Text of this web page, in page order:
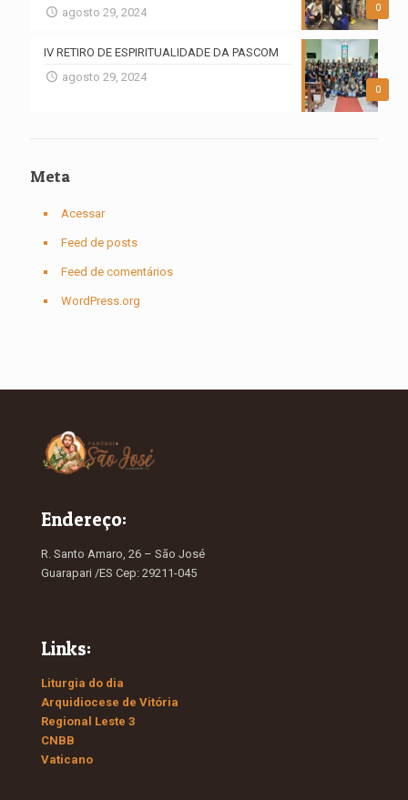
0
agosto 29, 2024
0
IV RETIRO DE ESPIRITUALIDADE DA PASCOM
agosto 29, 2024
Meta
Acessar
Feed de posts
Feed de comentários
WordPress.org
Endereço:
R. Santo Amaro, 26 – São José
Guarapari /ES Cep: 29211-045
Links:
Liturgia do dia
Arquidiocese de Vitória
Regional Leste 3
CNBB
Vaticano